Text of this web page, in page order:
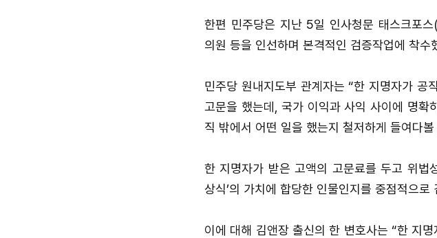
한편 민주당은 지난 5일 인사청문 태스크포
의원 등을 인선하며 본격적인 검증작업에 착수
민주당 원내지도부 관계자는 “한 지명자가 공
고문을 했는데, 국가 이익과 사익 사이에 명확
직 밖에서 어떤 일을 했는지 철저하게 들여다
한 지명자가 받은 고액의 고문료를 두고 위법
상식’의 가치에 합당한 인물인지를 중점적으
이에 대해 김앤장 출신의 한 변호사는 “한 지